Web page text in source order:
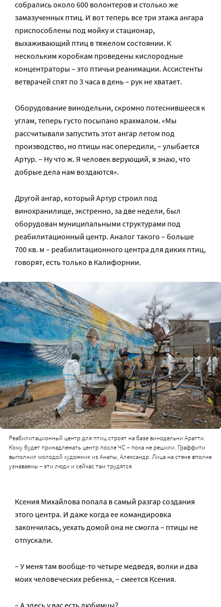
собрались около 600 волонтеров и столько же
замазученных птиц. И вот теперь все три этажа ангара
приспособлены под мойку и стационар,
выхаживающий птиц в тяжелом состоянии. К
нескольким коробкам проведены кислородные
концентраторы – это птичьи реанимации. Ассистенты
ветврачей спят по 3 часа в день – рук не хватает.
Оборудование винодельни, скромно потеснившееся к
углам, теперь густо посыпано крахмалом. «Мы
рассчитывали запустить этот ангар летом под
производство, но птицы нас опередили, – улыбается
Артур. – Ну что ж. Я человек верующий, я знаю, что
добрые дела нам воздаются».
Другой ангар, который Артур строил под
винохранилище, экстренно, за две недели, был
оборудован муниципальными структурами под
реабилитационный центр. Аналог такого – больше
700 кв. м – реабилитационного центра для диких птиц,
говорят, есть только в Калифорнии.
Реабилитационный центр для птиц строят на базе винодельни Аратти.
Кому будет принадлежать центр после ЧС – пока не решили. Граффити
выполнил молодой художник из Анапы, Александр. Лица на стене вполне
узнаваемы – эти люди и сейчас там трудятся
Ксения Михайлова попала в самый разгар создания
этого центра. И даже когда ее командировка
закончилась, уехать домой она не смогла – птицы не
отпускали.
– У меня там вообще-то четыре медведя, волки и два
моих человеческих ребенка, – смеется Ксения.